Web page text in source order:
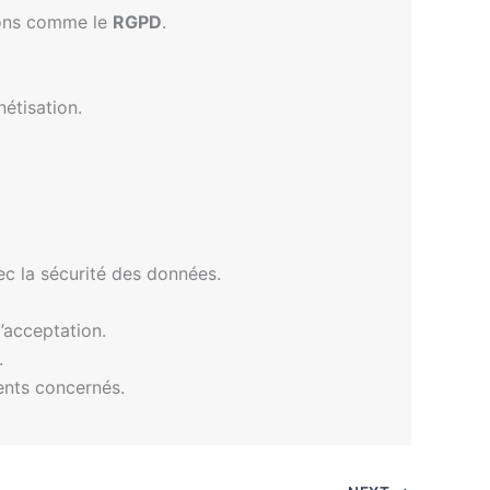
comme le RGPD.
la sécurité des données.
concernés.